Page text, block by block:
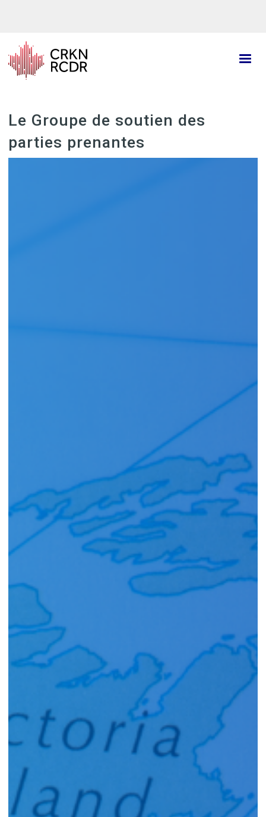
principal
Le Groupe de soutien des
parties prenantes